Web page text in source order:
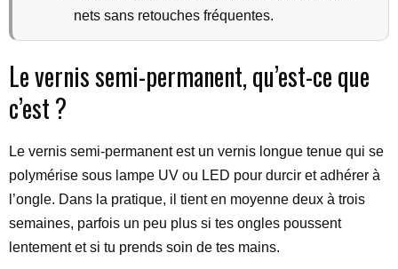
nets sans retouches fréquentes.
Le vernis semi-permanent, qu’est-ce que
c’est ?
Le vernis semi-permanent est un vernis longue tenue qui se
polymérise sous lampe UV ou LED pour durcir et adhérer à
l’ongle. Dans la pratique, il tient en moyenne deux à trois
semaines, parfois un peu plus si tes ongles poussent
lentement et si tu prends soin de tes mains.